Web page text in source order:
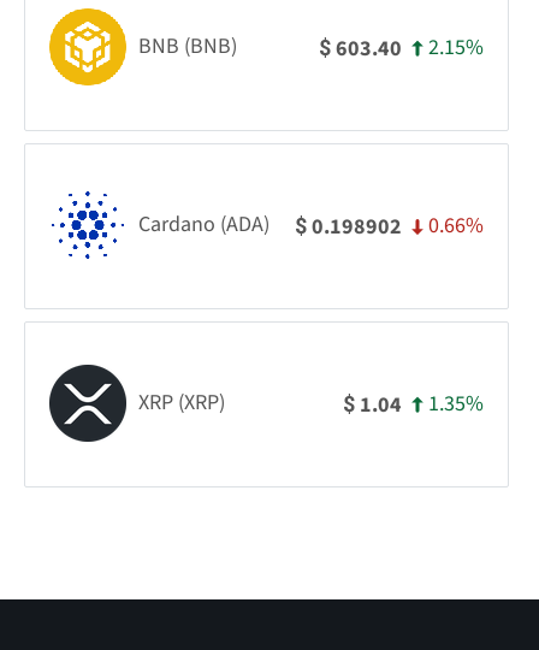
BNB (BNB) $603.40 2.15%
Cardano (ADA) $0.198902 0.66%
XRP (XRP) $ 1.04 1.35%